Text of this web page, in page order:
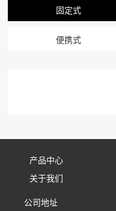
固定式
便携式
产品中心
固定式防御设备
手持式防御设备
关于我们
公司简介
公司地址